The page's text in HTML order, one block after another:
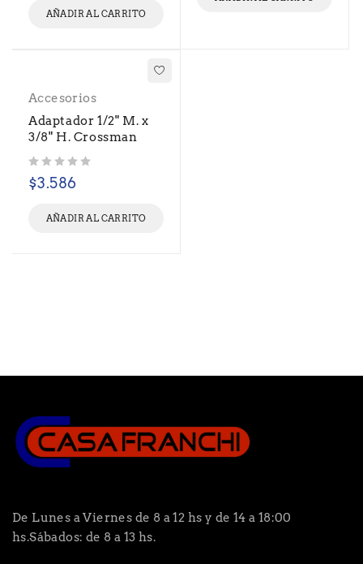
AÑADIR AL CARRITO
Accesorios
Adaptador 1/2" M. x
3/8" H. Crossman
$3.586
AÑADIR AL CARRITO
De Lunes a Viernes de 8 a 12 hs y de 14 a 18:00
hs.Sábados: de 8 a 13 hs.